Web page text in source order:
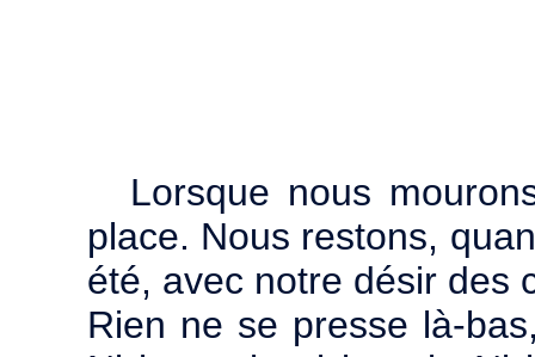
Lorsque nous
place. Nous restons,
été, avec notre désir des
Rien ne se presse là-